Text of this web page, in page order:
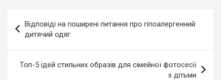
по
записям
Відповіді на поширені питання про гіпоалергенний
дитячий одяг
Топ-5 ідей стильних образів для сімейної фотосесії
з дітьми